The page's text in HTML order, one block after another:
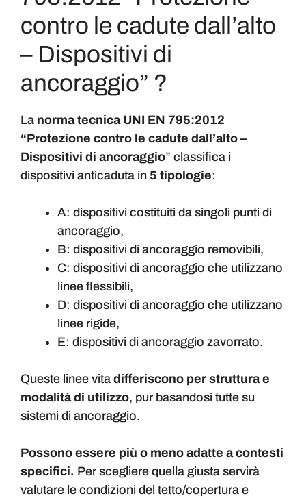
contro le cadute dall’alto
– Dispositivi di
ancoraggio” ?
La norma tecnica UNI EN 795:2012
“Protezione contro le cadute dall’alto –
Dispositivi di ancoraggio” classifica i
dispositivi anticaduta in 5 tipologie:
A: dispositivi costituiti da singoli punti di
ancoraggio,
B: dispositivi di ancoraggio removibili,
C: dispositivi di ancoraggio che utilizzano
linee flessibili,
D: dispositivi di ancoraggio che utilizzano
linee rigide,
E: dispositivi di ancoraggio zavorrato.
Queste linee vita differiscono per struttura e
modalità di utilizzo, pur basandosi tutte su
sistemi di ancoraggio.
Possono essere più o meno adatte a contesti
specifici. Per scegliere quella giusta servirà
valutare le condizioni del tetto/copertura e